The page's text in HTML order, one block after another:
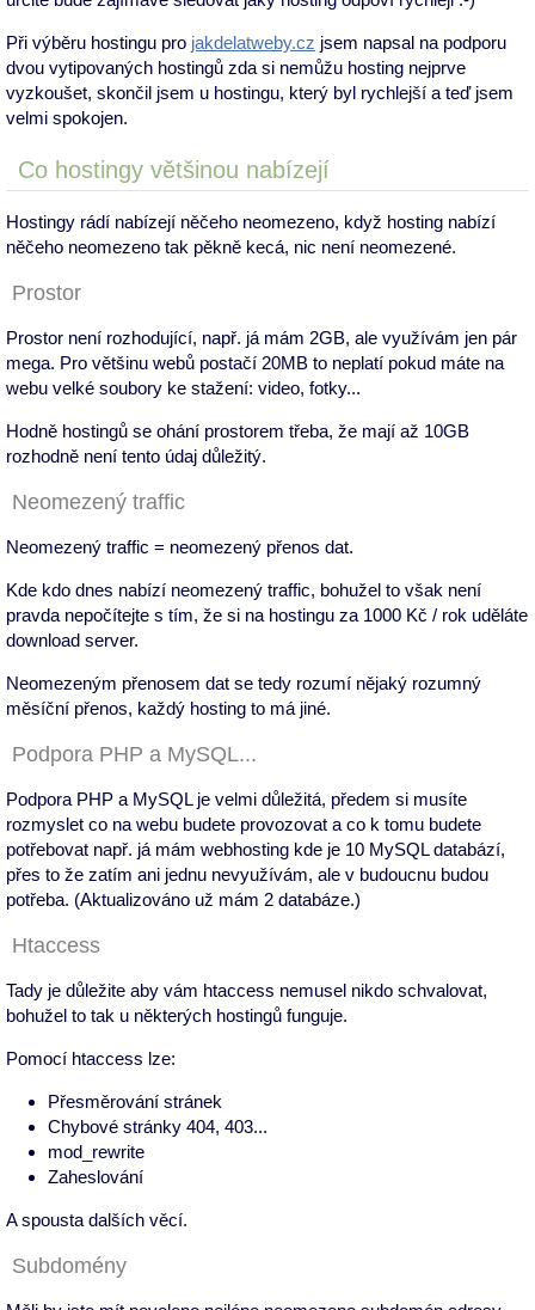
Při výběru hostingu pro jakdelatweby.cz jsem napsal na podporu
dvou vytipovaných hostingů zda si nemůžu hosting nejprve
vyzkoušet, skončil jsem u hostingu, který byl rychlejší a teď jsem
velmi spokojen.
Co hostingy většinou nabízejí
Hostingy rádí nabízejí něčeho neomezeno, když hosting nabízí
něčeho neomezeno tak pěkně kecá, nic není neomezené.
Prostor
Prostor není rozhodující, např. já mám 2GB, ale využívám jen pár
mega. Pro většinu webů postačí 20MB to neplatí pokud máte na
webu velké soubory ke stažení: video, fotky...
Hodně hostingů se ohání prostorem třeba, že mají až 10GB
rozhodně není tento údaj důležitý.
Neomezený traffic
Neomezený traffic = neomezený přenos dat.
Kde kdo dnes nabízí neomezený traffic, bohužel to však není
pravda nepočítejte s tím, že si na hostingu za 1000 Kč / rok uděláte
download server.
Neomezeným přenosem dat se tedy rozumí nějaký rozumný
měsíční přenos, každý hosting to má jiné.
Podpora PHP a MySQL...
Podpora PHP a MySQL je velmi důležitá, předem si musíte
rozmyslet co na webu budete provozovat a co k tomu budete
potřebovat např. já mám webhosting kde je 10 MySQL databází,
přes to že zatím ani jednu nevyužívám, ale v budoucnu budou
potřeba. (Aktualizováno už mám 2 databáze.)
Htaccess
Tady je důležite aby vám htaccess nemusel nikdo schvalovat,
bohužel to tak u některých hostingů funguje.
Pomocí htaccess lze:
Přesměrování stránek
Chybové stránky 404, 403...
mod_rewrite
Zaheslování
A spousta dalších věcí.
Subdomény